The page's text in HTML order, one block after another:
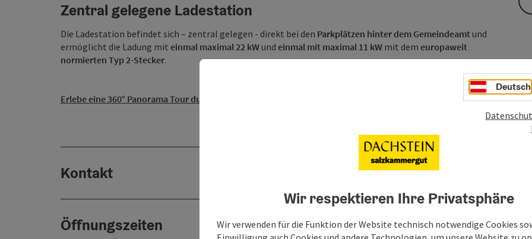
Zentral gelegene Ladestation
Die Ladestation befindet sich – zentral gelegen - direkt bei den Parkplätzen hinter dem Gemeindeamtund
ermöglicht die Ladung mit einmal maximal 22 kWund einmal mit maximal 11 kW mit dem europaweit
normierten Typ 2-Stecker.
Erlebe eine 360° Panorama Tour durch Bad Goisern am Hallstättersee…
Kontakt
Öffnungszeiten
Deutsch
Wir respektieren Ihre Privatsphäre
Wir verwenden für die Funktion der Website technisch notwendige Cookies